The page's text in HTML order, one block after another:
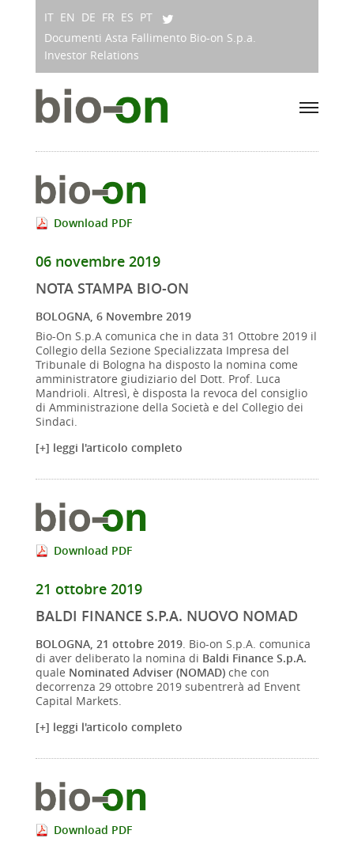
IT EN DE FR ES PT
Documenti Asta Fallimento Bio-on S.p.a.
Investor Relations
Download PDF
06 novembre 2019
NOTA STAMPA BIO-ON
BOLOGNA, 6 Novembre 2019
Bio-On S.p.A comunica che in data 31 Ottobre 2019 il
Collegio della Sezione Specializzata Impresa del
Tribunale di Bologna ha disposto la nomina come
amministratore giudiziario del Dott. Prof. Luca
Mandrioli. Altresì, è disposta la revoca del consiglio
di Amministrazione della Società e del Collegio dei
Sindaci.
[+] leggi l'articolo completo
Download PDF
21 ottobre 2019
BALDI FINANCE S.P.A. NUOVO NOMAD
BOLOGNA, 21 ottobre 2019. Bio-on S.p.A. comunica
di aver deliberato la nomina di Baldi Finance S.p.A.
quale Nominated Adviser (NOMAD)che con
decorrenza 29 ottobre 2019 subentrerà ad Envent
Capital Markets.
[+] leggi l'articolo completo
Download PDF